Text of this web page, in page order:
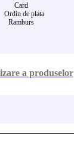
Card
Ordin de plata
Ramburs
a produselor